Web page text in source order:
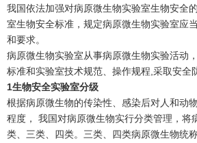
我国依法加强对病原微生物实验室生物安全
室生物安全标准，规定病原微生物实验室应
和要求。
病原微生物实验室从事病原微生物实验活动
标准和实验室技术规范、操作规程,采取安全
1生物安全实验室分级
根据病原微生物的传染性、感染后对人和动
程度， 我国对病原微生物实行分类管理，将
类、三类、四类。三类、四类病原微生物统